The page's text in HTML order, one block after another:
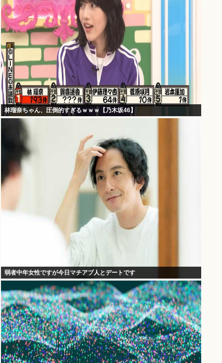
林瑠奈ちゃん、圧倒的すぎるｗｗｗ【乃木坂46】
弱者中年女性ですが今日マチアプ人とデートです